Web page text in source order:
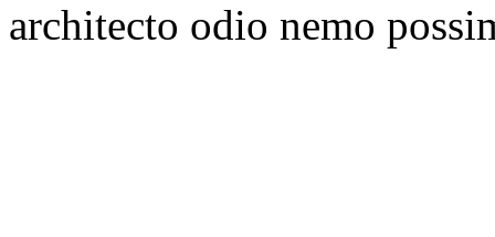
architecto odio nemo